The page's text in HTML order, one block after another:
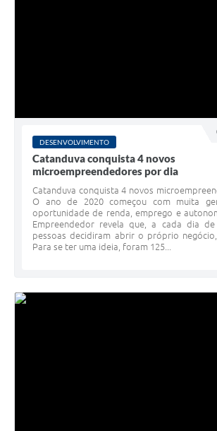
DESENVOLVIMENTO
Catanduva conquista 4 novos
microempreendedores por dia
Catanduva conquista 4 novos
O ano de 2020 começou com muita
oportunidade de renda, emprego e
Empreendedor revela que, a cada dia
pessoas decidiram abrir o próprio negócio,
Para se ter uma ideia, foram 125...